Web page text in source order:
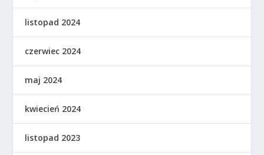
listopad 2024
czerwiec 2024
maj 2024
kwiecień 2024
listopad 2023